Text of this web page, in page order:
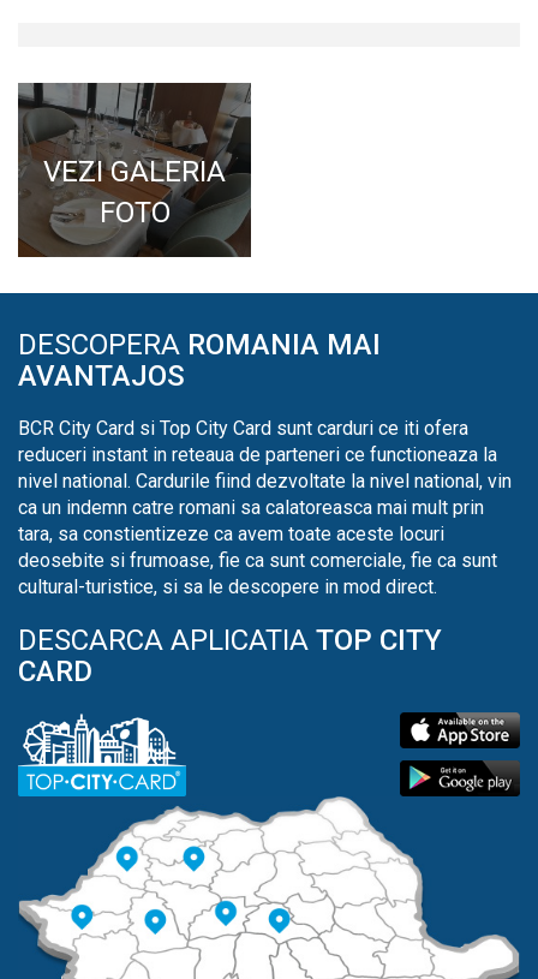
VEZI GALERIA
FOTO
DESCOPERA ROMANIA MAI
AVANTAJOS
BCR City Card si Top City Card sunt carduri ce iti ofera
reduceri instant in reteaua de parteneri ce functioneaza la
nivel national. Cardurile fiind dezvoltate la nivel national, vin
ca un indemn catre romani sa calatoreasca mai mult prin
tara, sa constientizeze ca avem toate aceste locuri
deosebite si frumoase, fie ca sunt comerciale, fie ca sunt
cultural-turistice, si sa le descopere in mod direct.
DESCARCA APLICATIA TOP CITY
CARD